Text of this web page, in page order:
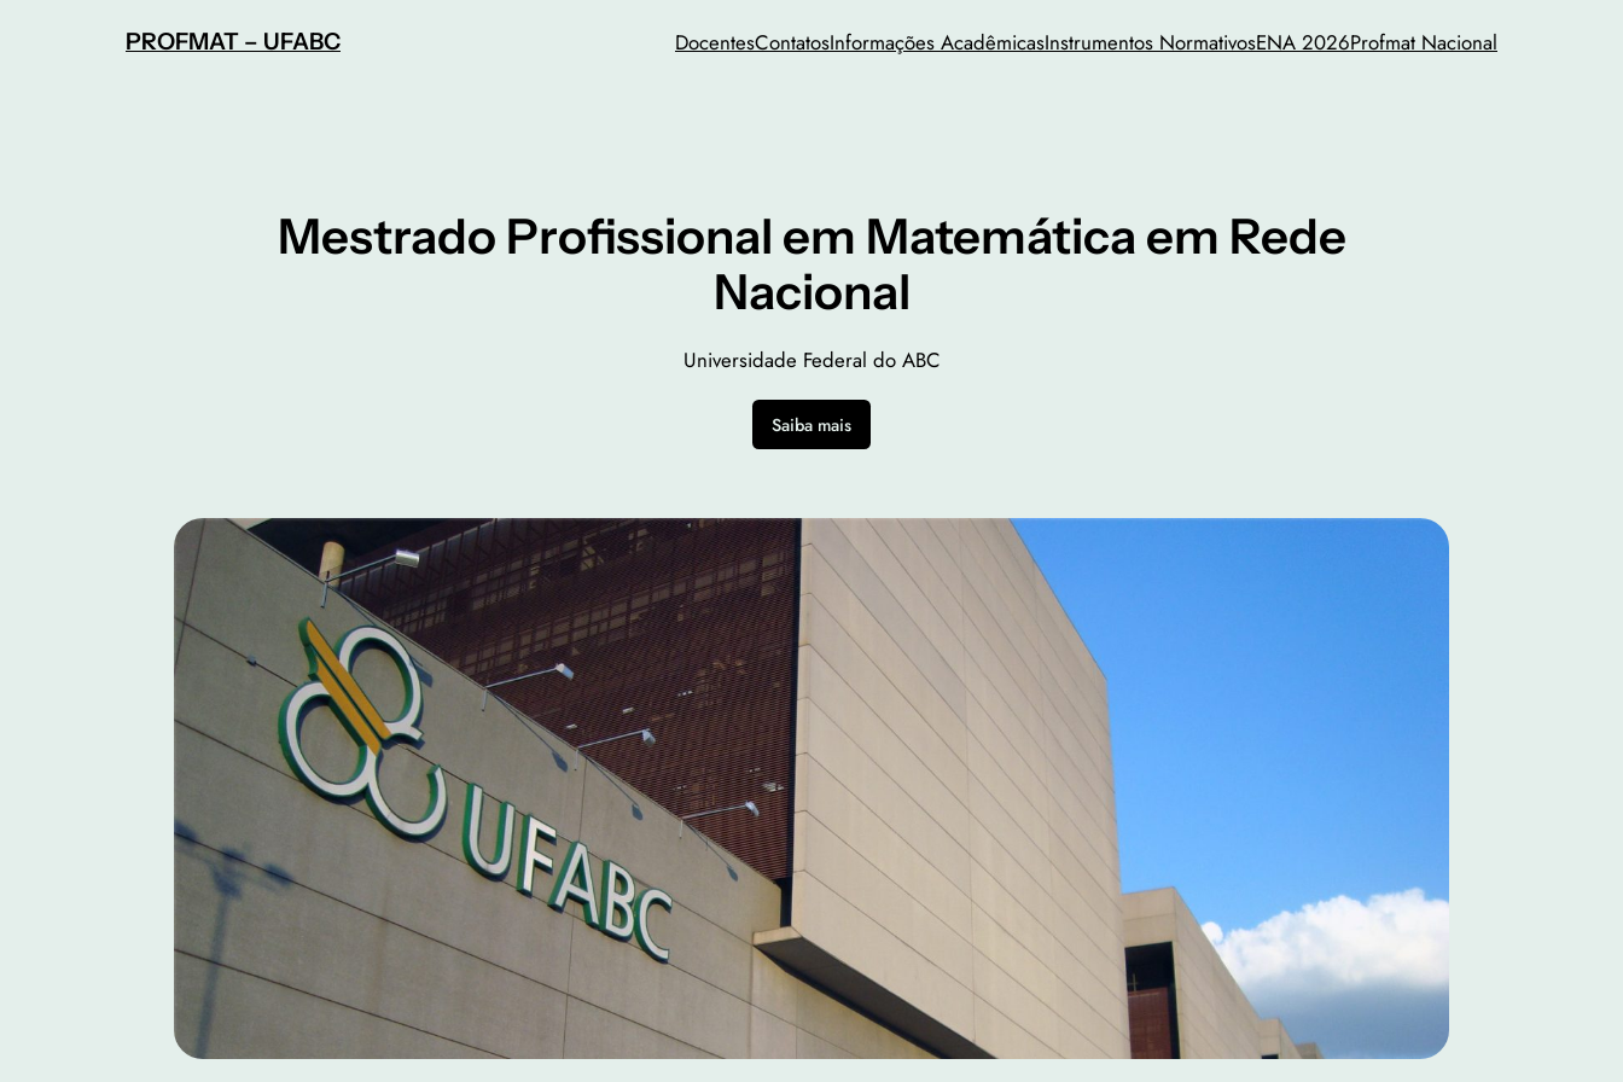
PROFMAT – UFABC DocentesContatosInformações AcadêmicasInstrumentos NormativosENA 2026Profmat Nacional
Mestrado Profissional em Matemática em Rede
Nacional
Universidade Federal do ABC
Saiba mais